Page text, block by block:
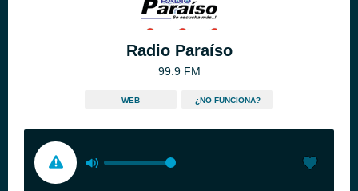
Radio Paraíso
99.9 FM
WEB ¿NO FUNCIONA?